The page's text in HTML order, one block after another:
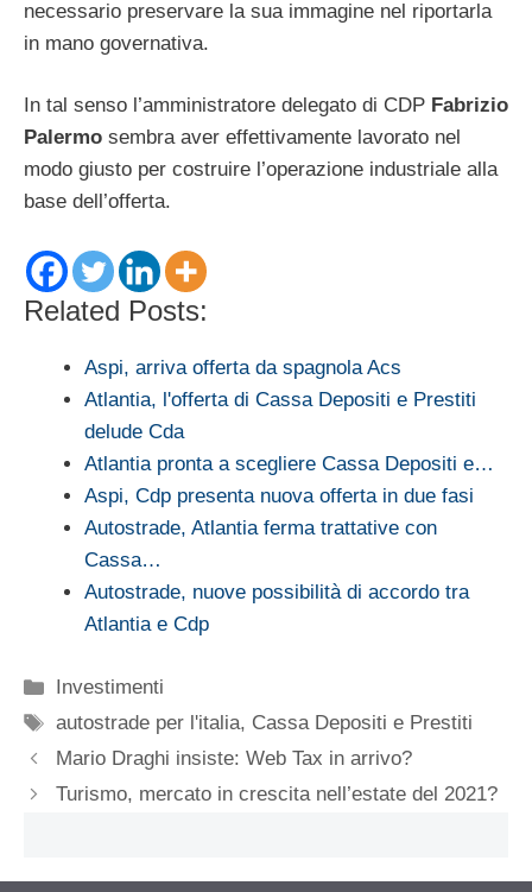
necessario preservare la sua immagine nel riportarla
in mano governativa.
In tal senso l’amministratore delegato di CDP Fabrizio
Palermo sembra aver effettivamente lavorato nel
modo giusto per costruire l’operazione industriale alla
base dell’offerta.
Related Posts:
Aspi, arriva offerta da spagnola Acs
Atlantia, l'offerta di Cassa Depositi e Prestiti
delude Cda
Atlantia pronta a scegliere Cassa Depositi e…
Aspi, Cdp presenta nuova offerta in due fasi
Autostrade, Atlantia ferma trattative con
Cassa…
Autostrade, nuove possibilità di accordo tra
Atlantia e Cdp
Categorie
Investimenti
Tag
autostrade per l'italia, Cassa Depositi e Prestiti
Mario Draghi insiste: Web Tax in arrivo?
Turismo, mercato in crescita nell’estate del 2021?